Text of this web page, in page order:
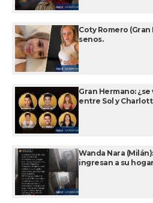
Coty Romero
senos.
Gran Hermano:
entre Sol y
Wanda Nara
ingresan a su